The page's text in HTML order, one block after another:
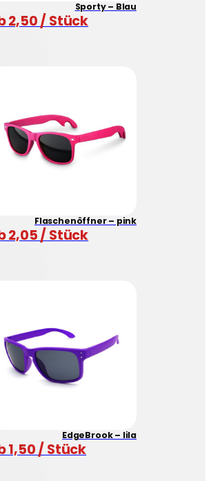
Sporty – Blau
2,50 / Stück
Flaschenöffner – pink
2,05 / Stück
EdgeBrook – lila
1,50 / Stück